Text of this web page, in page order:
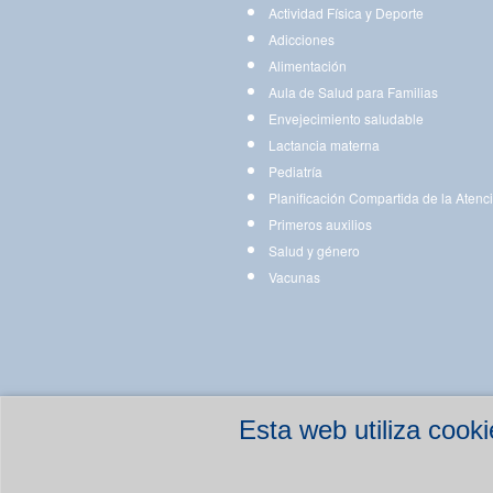
Esta web utiliza
Actividad Física y Deporte
Adicciones
Alimentación
Aula de Salud para Familias
Envejecimiento saludable
Lactancia materna
Pediatría
Planificación Compartida de la
Primeros auxilios
Salud y género
Vacunas